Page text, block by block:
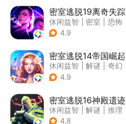
密室逃脱19离奇失踪
休闲益智 密室
恐怖
| 密室逃脱
4.9
密室逃脱14帝国崛起
休闲益智 解谜
奇幻
| 密室逃脱
4.9
密室逃脱16神殿遗迹
休闲益智 解谜
推理
| 密室逃脱
4.8